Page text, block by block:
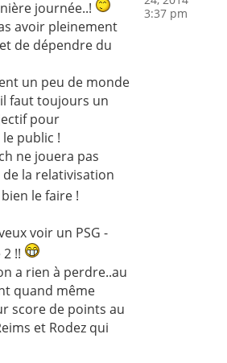
journée..!
avoir pleinement
de dépendre du
un peu de monde
faut toujours un
pour
public !
ne jouera pas
la relativisation
le faire !
voir un PSG -
!!
a rien à perdre..au
quand même
score de points au
et Rodez qui
3:37 pm